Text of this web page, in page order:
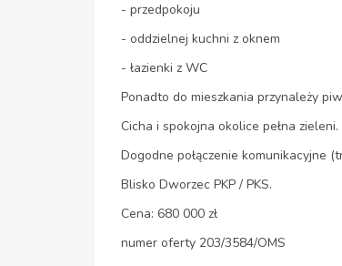
- przedpokoju
- oddzielnej kuchni z oknem
- łazienki z WC
Ponadto do mieszkania przynależy
Cicha i spokojna okolice pełna zieleni.
Dogodne połączenie komunikacyjne
Blisko Dworzec PKP / PKS.
Cena: 680 000 zł
numer oferty 203/3584/OMS